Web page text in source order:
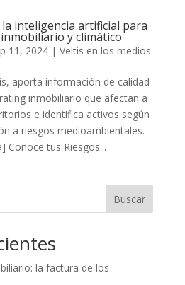
inteligencia artificial para
y climático
11, 2024| Veltis en los medios
aporta información de calidad
inmobiliario que afectan a
e identifica activos según
a riesgos medioambientales.
Conoce tus Riesgos...
Buscar
la factura de los